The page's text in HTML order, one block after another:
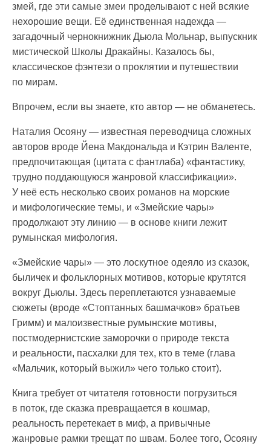
змей, где эти самые змеи проделывают с ней всякие
нехорошие вещи. Её единственная надежда —
загадочный чернокнижник Дьюла Мольнар, выпускник
мистической Школы Дракайны. Казалось бы,
классическое фэнтези о проклятии и путешествии
по мирам.
Впрочем, если вы знаете, кто автор — не обманетесь.
Наталия Осояну — известная переводчица сложных
авторов вроде Йена Макдональда и Кэтрин Валенте,
предпочитающая (цитата с фантлаба) «фантастику,
трудно поддающуюся жанровой классификации».
У неё есть несколько своих романов на морские
и мифологические темы, и «Змейские чары»
продолжают эту линию — в основе книги лежит
румынская мифология.
«Змейские чары» — это лоскутное одеяло из сказок,
быличек и фольклорных мотивов, которые крутятся
вокруг Дьюлы. Здесь переплетаются узнаваемые
сюжеты (вроде «Стоптанных башмачков» братьев
Гримм) и малоизвестные румынские мотивы,
постмодернистские заморочки о природе текста
и реальности, пасхалки для тех, кто в теме (глава
«Мальчик, который выжил» чего только стоит).
Книга требует от читателя готовности погрузиться
в поток, где сказка превращается в кошмар,
реальность перетекает в миф, а привычные
жанровые рамки трещат по швам. Более того, Осояну